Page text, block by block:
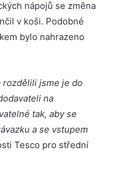
nápojů se změna
v koši. Podobné
bylo nahrazeno
rozdělili jsme je do
na
tak, aby se
a se vstupem
Tesco pro střední